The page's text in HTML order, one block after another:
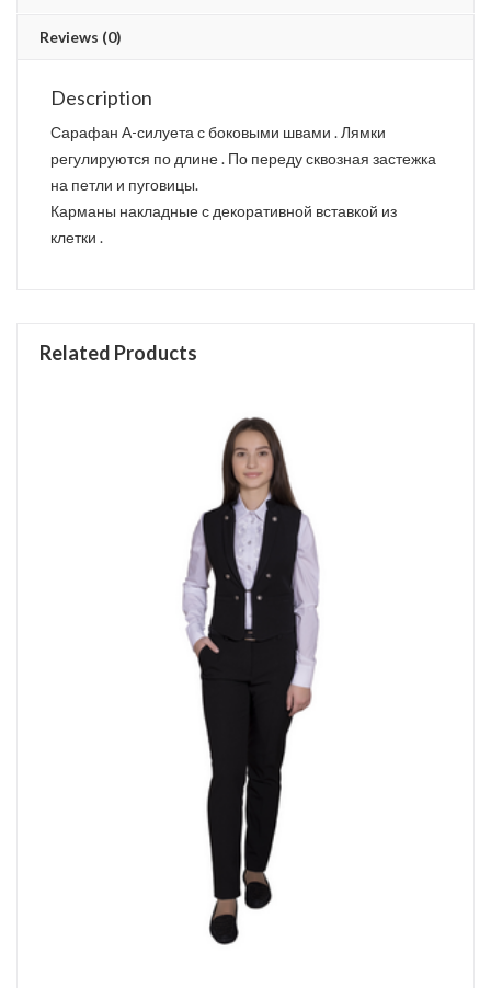
Reviews (0)
Description
Сарафан А-силуета с боковыми швами . Лямки
регулируются по длине . По переду сквозная застежка
на петли и пуговицы.
Карманы накладные с декоративной вставкой из
клетки .
Related Products